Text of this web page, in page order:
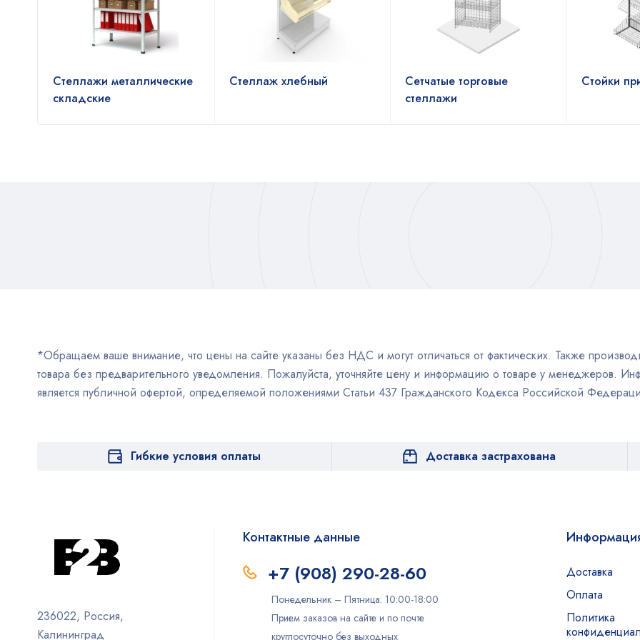
Стеллажи металлические
складские
Стеллаж хлебный
Сетчатые торговые
стеллажи
Стойки
*Обращаем ваше внимание, что цены на сайте указаны без НДС и могут отличаться от фактических. Также
товара без предварительного уведомления. Пожалуйста, уточняйте цену и информацию о товаре у менеджеров.
является публичной офертой, определяемой положениями Статьи 437 Гражданского Кодекса Российской
Гибкие условия оплаты Доставка застрахована
236022, Россия,
Калининград
Контактные данные
+7 (908) 290-28-60
Понедельник – Пятница: 10:00-18:00
Прием заказов на сайте и по почте
круглосуточно без выходных
Доставка
Оплата
Политика